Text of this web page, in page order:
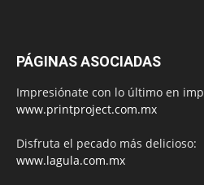
PÁGINAS ASOCIADAS
Impresiónate con lo último en
www.printproject.com.mx
Disfruta el pecado más delicioso:
www.lagula.com.mx